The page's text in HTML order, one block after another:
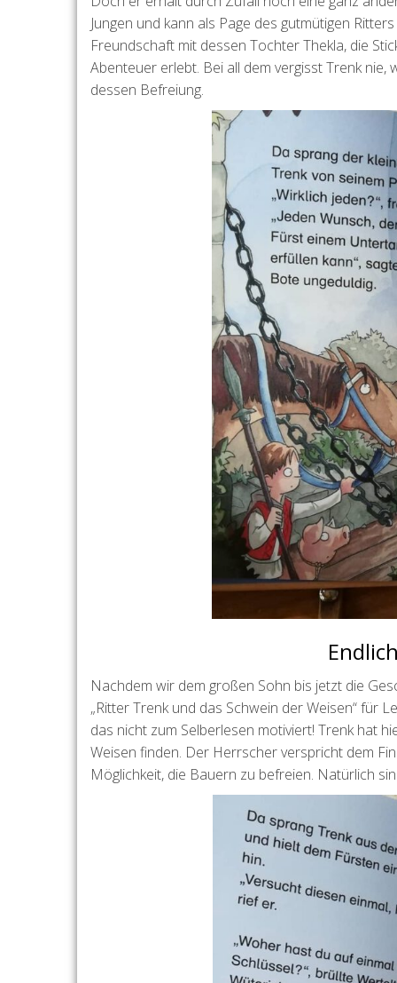
Jungen und kann als Page des gutmütigen
Freundschaft mit dessen Tochter Thekla, die
Abenteuer erlebt. Bei all dem vergisst Trenk
dessen Befreiung.
Nachdem wir dem großen Sohn bis jetzt die
„Ritter Trenk und das Schwein der Weisen“ für
das nicht zum Selberlesen motiviert! Trenk hat
Weisen finden. Der Herrscher verspricht dem
Möglichkeit, die Bauern zu befreien. Natürlich